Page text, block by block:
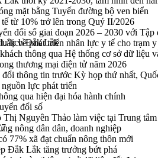
mặt bằng Tuyến đường bộ ven biển
từ 10% trở lên trong Quý II/2026
đổi số giai đoạn 2026 – 2030 với
về phát triển nhân lực y tế cho trạm y
thông qua Hệ thống cơ sở dữ liệu
thương mại điện tử năm 2026
thông tin trước Kỳ họp thứ nhất,
lực phát triển
qua hiện đại hóa hành chính
đổi số
Nguyên Thảo làm việc tại Trung tâm
nông dân dân, doanh nghiệp
77% xã đạt chuẩn nông thôn mới
Đắk Lắk tăng trưởng bứt phá
lịch Đắk Lắk